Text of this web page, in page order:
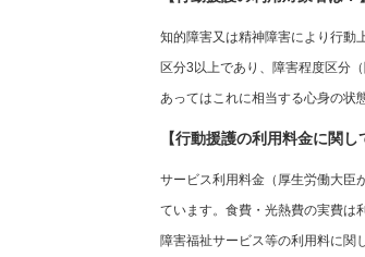
知的障害又は精神障害により行動
区分3以上であり、障害程度区分
あってはこれに相当する心身の状
【行動援護の利用料金に関し
サービス利用料金（厚生労働大臣
ています。食費・光熱費の実費は
障害福祉サービス等の利用料に関